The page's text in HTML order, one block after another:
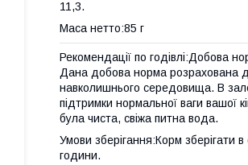
11,3.
Маса нетто:85 г
Рекомендації по годівлі:Добова
Дана добова норма розрахована
навколишнього середовища. В
підтримки нормальної ваги вашої
була чиста, свіжа питна вода.
Умови зберігання:Корм зберігати
години.